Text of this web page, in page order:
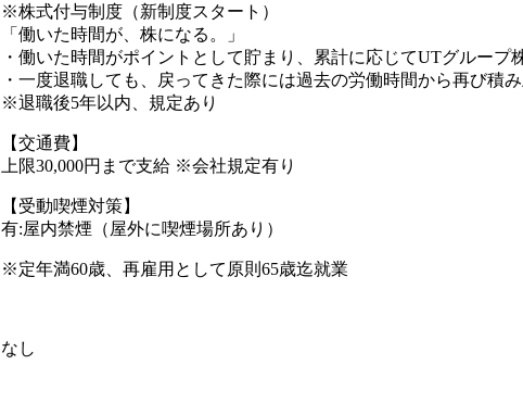
※株式付与制度（新制度スタート）
「働いた時間が、株になる。」
・働いた時間がポイントとして貯まり、累計に応じてUTグループ
・一度退職しても、戻ってきた際には過去の労働時間から再び積
※退職後5年以内、規定あり
【交通費】
上限30,000円まで支給 ※会社規定有り
【受動喫煙対策】
有:屋内禁煙（屋外に喫煙場所あり）
※定年満60歳、再雇用として原則65歳迄就業
なし